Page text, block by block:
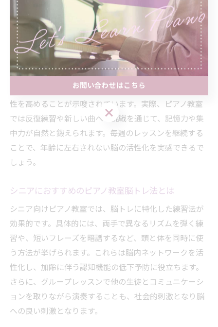
ピアノ教室を活用した認知機能アップのコツ
シニア世代がピアノ教室を活用する最大のメリットは、
認知機能の維持・向上にあります。楽譜を目で読み、指
先や足で演奏するという複合的な動作は、脳の多様な領
域を同時に刺激します。研究でも、楽器演奏が脳の柔軟
性を高めることが示唆されています。実際、ピアノ教室
では反復練習や新しい曲への挑戦を通じて、記憶力や集
中力が自然と鍛えられます。毎週のレッスンを継続する
ことで、年齢に左右されない脳の活性化を実感できるで
しょう。
シニアにおすすめのピアノ教室脳トレ法とは
シニア向けピアノ教室では、脳トレに特化した練習法が
効果的です。具体的には、両手で異なるリズムを弾く練
習や、短いフレーズを暗譜するなど、頭と体を同時に使
う方法が挙げられます。これらは脳内ネットワークを活
性化し、加齢に伴う認知機能の低下予防に役立ちます。
さらに、グループレッスンで他の生徒とコミュニケーシ
ョンを取りながら演奏することも、社会的刺激となり脳
への良い刺激となります。
お問い合わせはこちら
お問い合わせはこちら